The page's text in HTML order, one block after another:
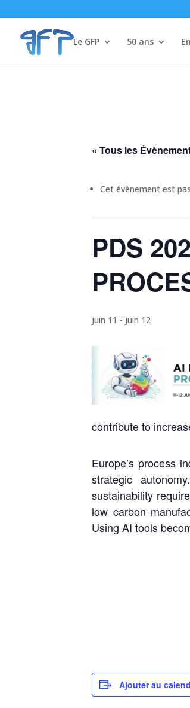
Le GFP 50 ans
« Tous les
Cet évènement est
PDS
juin 11 - juin 12
contribute to
Europe’s process
strategic
sustainability
low carbon
Using AI tools
Ajouter au